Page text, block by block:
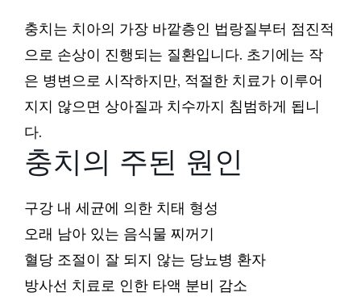
충치는 치아의 가장 바깥층인 법랑질부터 점진적
으로 손상이 진행되는 질환입니다. 초기에는 작
은 병변으로 시작하지만, 적절한 치료가 이루어
지지 않으면 상아질과 치수까지 침범하게 됩니
다.
충치의 주된 원인
구강 내 세균에 의한 치태 형성
오래 남아 있는 음식물 찌꺼기
혈당 조절이 잘 되지 않는 당뇨병 환자
방사선 치료로 인한 타액 분비 감소